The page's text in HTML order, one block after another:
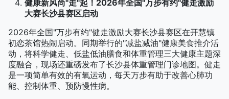
健康新风尚"走"起！2026年全国"万步有约"健走激励
大赛长沙县赛区启动
2026年全国"万步有约"健走激励大赛长沙县赛区在开慧镇
初恋茶馆热闹启动。同期举行的"减盐减油"健康美食推介活
动，将科学健走、低盐低油膳食和体重管理三大健康主题深
度融合，现场还重磅发布了长沙县体重管理门诊地图。健走
是一项简单有效的有氧运动，每天万步有助于改善心肺功
能、控制体重、预防慢性病。